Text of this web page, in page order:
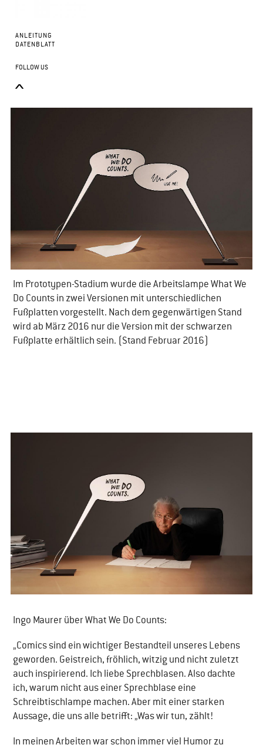
ANLEITUNG
DATENBLATT
FOLLOW US
Im Prototypen-Stadium wurde die Arbeitslampe What We
Do Counts in zwei Versionen mit unterschiedlichen
Fußplatten vorgestellt. Nach dem gegenwärtigen Stand
wird ab März 2016 nur die Version mit der schwarzen
Fußplatte erhältlich sein. (Stand Februar 2016)
Ingo Maurer über What We Do Counts:
„Comics sind ein wichtiger Bestandteil unseres Lebens
geworden. Geistreich, fröhlich, witzig und nicht zuletzt
auch inspirierend. Ich liebe Sprechblasen. Also dachte
ich, warum nicht aus einer Sprechblase eine
Schreibtischlampe machen. Aber mit einer starken
Aussage, die uns alle betrifft: „Was wir tun, zählt!
In meinen Arbeiten war schon immer viel Humor zu